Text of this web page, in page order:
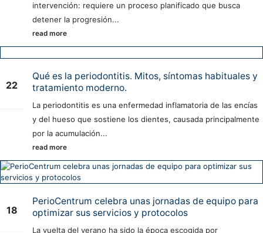
intervención: requiere un proceso planificado que busca
detener la progresión...
read more
22
Qué es la periodontitis. Mitos, síntomas habituales y
tratamiento moderno.
La periodontitis es una enfermedad inflamatoria de las encías
y del hueso que sostiene los dientes, causada principalmente
por la acumulación...
read more
18
PerioCentrum celebra unas jornadas de equipo para
optimizar sus servicios y protocolos
La vuelta del verano ha sido la época escogida por